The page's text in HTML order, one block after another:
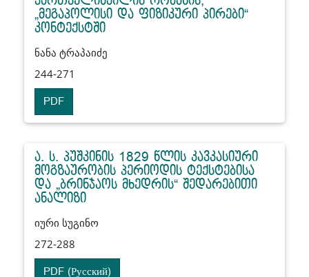
„მეგაპოლისი და ფიზიკური პირები“
კონტექსტში
ნანა ტრაპაიძე
244-271
PDF
ა. ს. პუშკინის 1829 წლის კავკასიური
მოგზაურობის პერიოდის ტექსტებისა
და „ბრინჯაოს მხედრის“ შედარებითი
ანალიზი
იური სუგინო
272-288
PDF (Русский)